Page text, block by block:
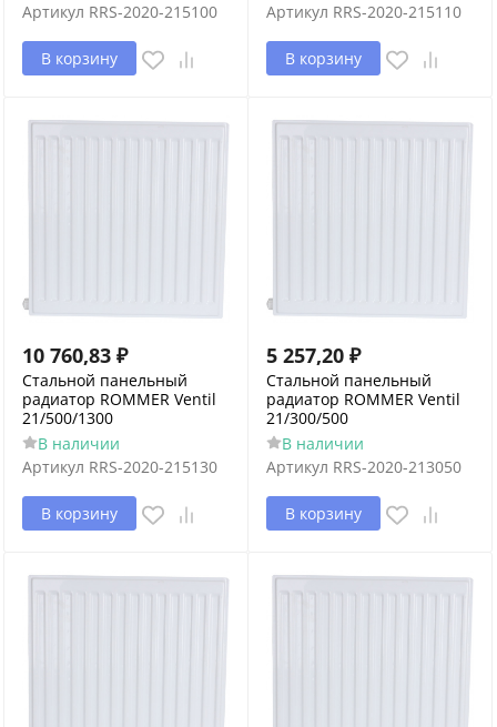
Артикул RRS-2020-215100
В корзину
Артикул RRS-2020-215110
В корзину
10 760,83 ₽
Стальной панельный
радиатор ROMMER Ventil
21/500/1300
В наличии
Артикул RRS-2020-215130
В корзину
5 257,20 ₽
Стальной панельный
радиатор ROMMER Ventil
21/300/500
В наличии
Артикул RRS-2020-213050
В корзину